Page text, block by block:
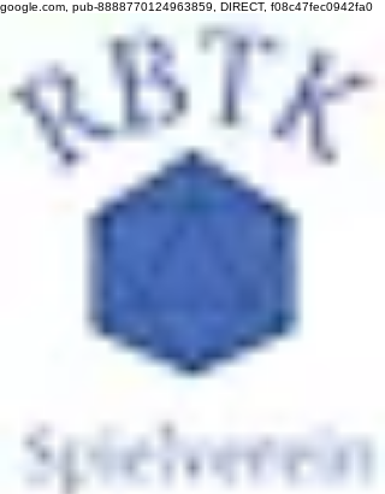
google.com, pub-8888770124963859, DIRECT, f08c47fec0942fa0